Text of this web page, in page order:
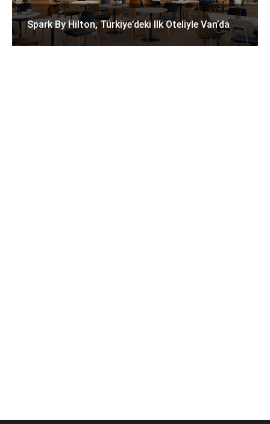
Spark By Hilton, Türkiye’deki Ilk Oteliyle Van’da